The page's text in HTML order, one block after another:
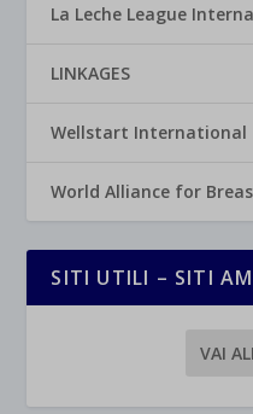
La Leche League
LINKAGES
Wellstart International
World Alliance for
SITI UTILI – SITI
VAI